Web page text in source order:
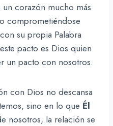
corazón mucho más
comprometiéndose
su propia Palabra
pacto es Dios quien
un pacto con nosotros.
con Dios no descansa
sino en lo que Él
nosotros, la relación se